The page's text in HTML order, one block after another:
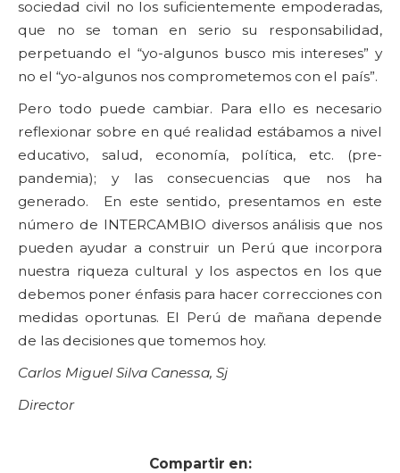
sociedad civil no los suficientemente empoderadas,
que no se toman en serio su responsabilidad,
perpetuando el “yo-algunos busco mis intereses” y
no el “yo-algunos nos comprometemos con el país”.
Pero todo puede cambiar. Para ello es necesario
reflexionar sobre en qué realidad estábamos a nivel
educativo, salud, economía, política, etc. (pre-
pandemia); y las consecuencias que nos ha
generado. En este sentido, presentamos en este
número de INTERCAMBIO diversos análisis que nos
pueden ayudar a construir un Perú que incorpora
nuestra riqueza cultural y los aspectos en los que
debemos poner énfasis para hacer correcciones con
medidas oportunas. El Perú de mañana depende
de las decisiones que tomemos hoy.
Carlos Miguel Silva Canessa, Sj
Director
Compartir en: